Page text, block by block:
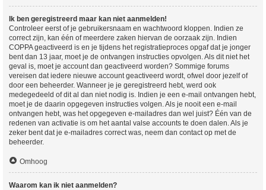
Ik ben geregistreerd maar kan niet aanmelden!
Controleer eerst of je gebruikersnaam en wachtwoord kloppen. Indien ze
correct zijn, kan één of meerdere zaken hiervan de oorzaak zijn. Indien
COPPA geactiveerd is en je tijdens het registratieproces opgaf dat je jonger
bent dan 13 jaar, moet je de ontvangen instructies opvolgen. Als dit niet het
geval is, moet je account dan geactiveerd worden? Sommige forums
vereisen dat iedere nieuwe account geactiveerd wordt, ofwel door jezelf of
door een beheerder. Wanneer je je geregistreerd hebt, werd ook
medegedeeld of dit al dan niet nodig is. Indien je een e-mail ontvangen hebt,
moet je de daarin opgegeven instructies volgen. Als je nooit een e-mail
ontvangen hebt, was het opgegeven e-mailadres dan wel juist? Één van de
redenen van activatie is om het aantal valse accounts te doen dalen. Als je
zeker bent dat je e-mailadres correct was, neem dan contact op met de
beheerder.
Omhoog
Waarom kan ik niet aanmelden?